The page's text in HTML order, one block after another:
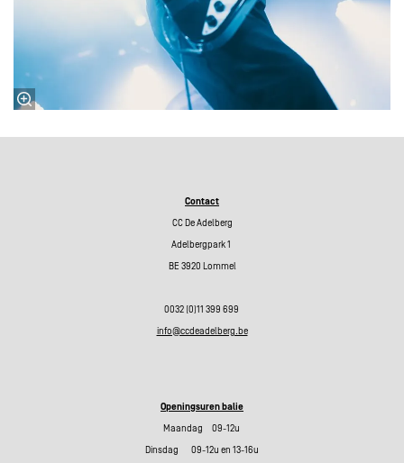
Contact
CC De Adelberg
Adelbergpark 1
BE 3920 Lommel
0032 (0)11 399 699
info@ccdeadelberg.be
Openingsuren balie
Maandag 09-12u
Dinsdag 09-12u en 13-16u